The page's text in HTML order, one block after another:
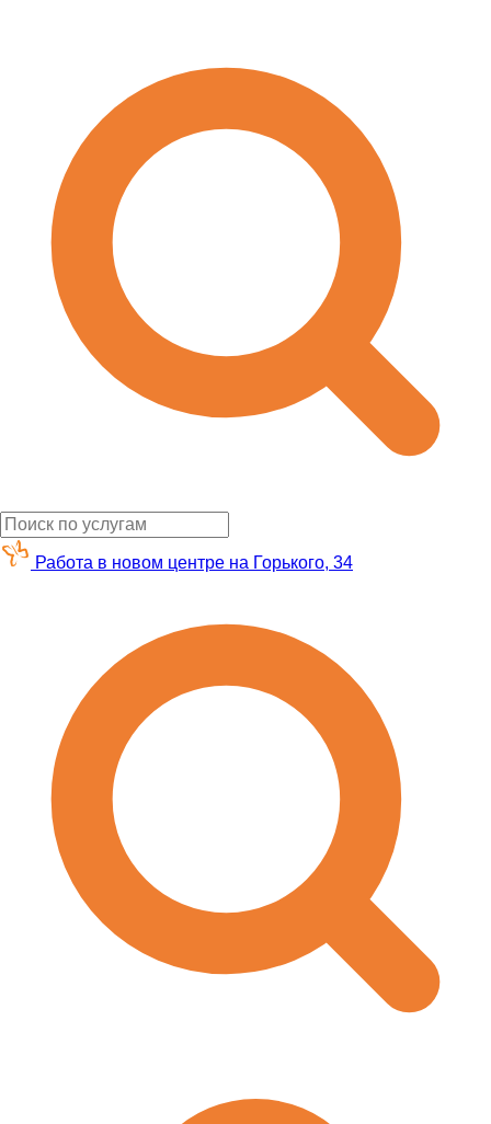
Работа в новом центре на Горького, 34